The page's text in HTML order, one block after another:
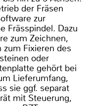
der Fräsen
zur
Frässpindel. Dazu
zum Zeichnen,
zum Fixieren des
oder
gehört bei
Lieferumfang,
sie ggf. separat
mit Steuerung,